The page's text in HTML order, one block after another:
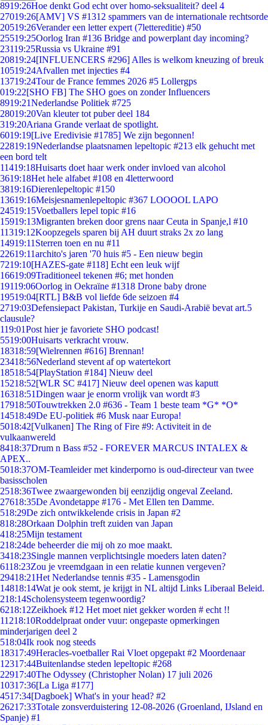
8919:26Hoe denkt God echt over homo-seksualiteit? deel 4
27019:26[AMV] VS #1312 spammers van de internationale rechtsorde
20519:26Verander een letter expert (7lettereditie) #50
25519:25Oorlog Iran #136 Bridge and powerplant day incoming?
23119:25Russia vs Ukraine #91
20819:24[INFLUENCERS #296] Alles is welkom kneuzing of breuk
10519:24Afvallen met injecties #4
13719:24Tour de France femmes 2026 #5 Lollergps
019:22[SHO FB] The SHO goes on zonder Influencers
8919:21Nederlandse Politiek #725
28019:20Van kleuter tot puber deel 184
319:20Ariana Grande verlaat de spotlight.
6019:19[Live Eredivisie #1785] We zijn begonnen!
22819:19Nederlandse plaatsnamen lepeltopic #213 elk gehucht met
een bord telt
11419:18Huisarts doet haar werk onder invloed van alcohol
3619:18Het hele alfabet #108 en 4letterwoord
3819:16Dierenlepeltopic #150
13619:16Meisjesnamenlepeltopic #367 LOOOOL LAPO
24519:15Voetballers lepel topic #16
15919:13Migranten breken door grens naar Ceuta in Spanje,l #10
11319:12Koopzegels sparen bij AH duurt straks 2x zo lang
14919:11 Sterren toen en nu #11
22619:11archito's jaren '70 huis #5 - Een nieuw begin
7219:10[HAZES-gate #118] Echt een leuk wijf
16619:09Traditioneel tekenen #6; met honden
19119:06Oorlog in Oekraïne #1318 Drone baby drone
19519:04[RTL] B&B vol liefde 6de seizoen #4
2719:03Defensiepact Pakistan, Turkije en Saudi-Arabië bevat art.5
clausule?
119:01Post hier je favoriete SHO podcast!
5519:00Huisarts verkracht vrouw.
18318:59[Wielrennen #616] Brennan!
23418:56Nederland stevent af op watertekort
18518:54[PlayStation #184] Nieuw deel
15218:52[WLR SC #417] Nieuw deel openen was kaputt
16318:51Dingen waar je enorm vrolijk van wordt #3
17918:50Touwtrekken 2.0 #636 - Team 1 beste team *G* *O*
14518:49De EU-politiek #6 Musk naar Europa!
5018:42[Vulkanen] The Ring of Fire #9: Activiteit in de
vulkaanwereld
8418:37Drum n Bass #52 - FOREVER MARCUS INTALEX &
APEX..
5018:37OM-Teamleider met kinderporno is oud-directeur van twee
basisscholen
2518:36Twee zwaargewonden bij eenzijdig ongeval Zeeland.
27618:35De Avondetappe #176 - Met Ellen ten Damme.
518:29De zich ontwikkelende crisis in Japan #2
818:28Orkaan Dolphin treft zuiden van Japan
418:25Mijn testament
218:24de beheerder die mij oh zo moe maakt.
3418:23Single mannen verplichtsingle moeders laten daten?
6118:23Zou je vreemdgaan in een relatie kunnen vergeven?
29418:21Het Nederlandse tennis #35 - Lamensgodin
14818:14Wat je ook stemt, je krijgt in NL altijd Links Liberaal Beleid.
218:14Scholensysteem tegenwoordig?
6218:12Zeikhoek #12 Het moet niet gekker worden # echt !!
11218:10Roddelpraat onder vuur: ongepaste opmerkingen
minderjarigen deel 2
518:04Ik rook nog steeds
18317:49Heracles-voetballer Rai Vloet opgepakt #2 Moordenaar
12317:44Buitenlandse steden lepeltopic #268
22917:40The Odyssey (Christopher Nolan) 17 juli 2026
10317:36[La Liga #177]
4517:34[Dagboek] What's in your head? #2
26217:33Totale zonsverduistering 12-08-2026 (Groenland, IJsland en
Spanje) #1